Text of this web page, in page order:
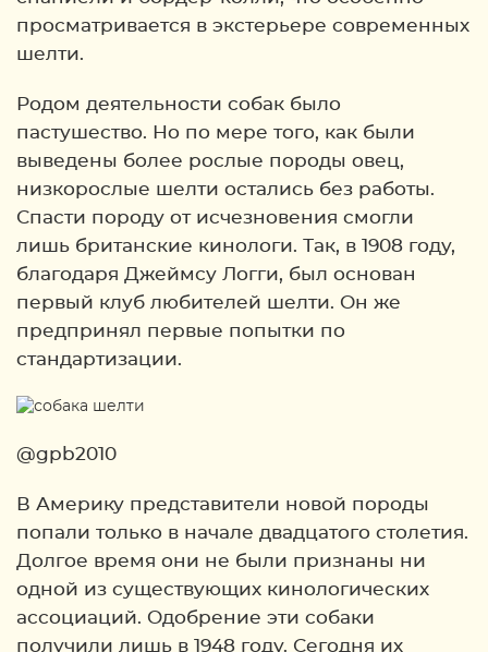
просматривается в экстерьере современных
шелти.
Родом деятельности собак было
пастушество. Но по мере того, как были
выведены более рослые породы овец,
низкорослые шелти остались без работы.
Спасти породу от исчезновения смогли
лишь британские кинологи. Так, в 1908 году,
благодаря Джеймсу Логги, был основан
первый клуб любителей шелти. Он же
предпринял первые попытки по
стандартизации.
@gpb2010
В Америку представители новой породы
попали только в начале двадцатого столетия.
Долгое время они не были признаны ни
одной из существующих кинологических
ассоциаций. Одобрение эти собаки
получили лишь в 1948 году. Сегодня их